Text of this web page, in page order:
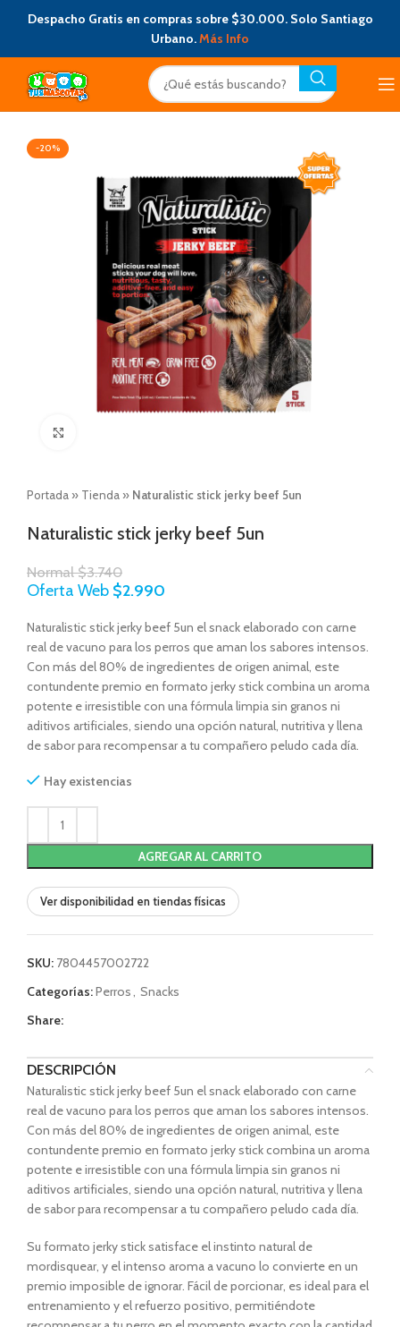
Despacho Gratis en compras sobre $30.000. Solo Santiago
Urbano.Más Info
-20%
Portada » Tienda » Naturalistic stick jerky beef 5un
Naturalistic stick jerky beef 5un
Normal$3.740
Oferta Web $2.990
Naturalistic stick jerky beef 5un el snack elaborado con carne
real de vacuno para los perros que aman los sabores intensos.
Con más del 80% de ingredientes de origen animal, este
contundente premio en formato jerky stick combina un aroma
potente e irresistible con una fórmula limpia sin granos ni
aditivos artificiales, siendo una opción natural, nutritiva y llena
de sabor para recompensar a tu compañero peludo cada día.
Hay existencias
AGREGAR AL CARRITO
Ver disponibilidad en tiendas físicas
SKU: 7804457002722
Categorías:Perros, Snacks
Share:
DESCRIPCIÓN
Naturalistic stick jerky beef 5un el snack elaborado con carne
real de vacuno para los perros que aman los sabores intensos.
Con más del 80% de ingredientes de origen animal, este
contundente premio en formato jerky stick combina un aroma
potente e irresistible con una fórmula limpia sin granos ni
aditivos artificiales, siendo una opción natural, nutritiva y llena
de sabor para recompensar a tu compañero peludo cada día.
Su formato jerky stick satisface el instinto natural de
mordisquear, y el intenso aroma a vacuno lo convierte en un
premio imposible de ignorar. Fácil de porcionar, es ideal para el
entrenamiento y el refuerzo positivo, permitiéndote